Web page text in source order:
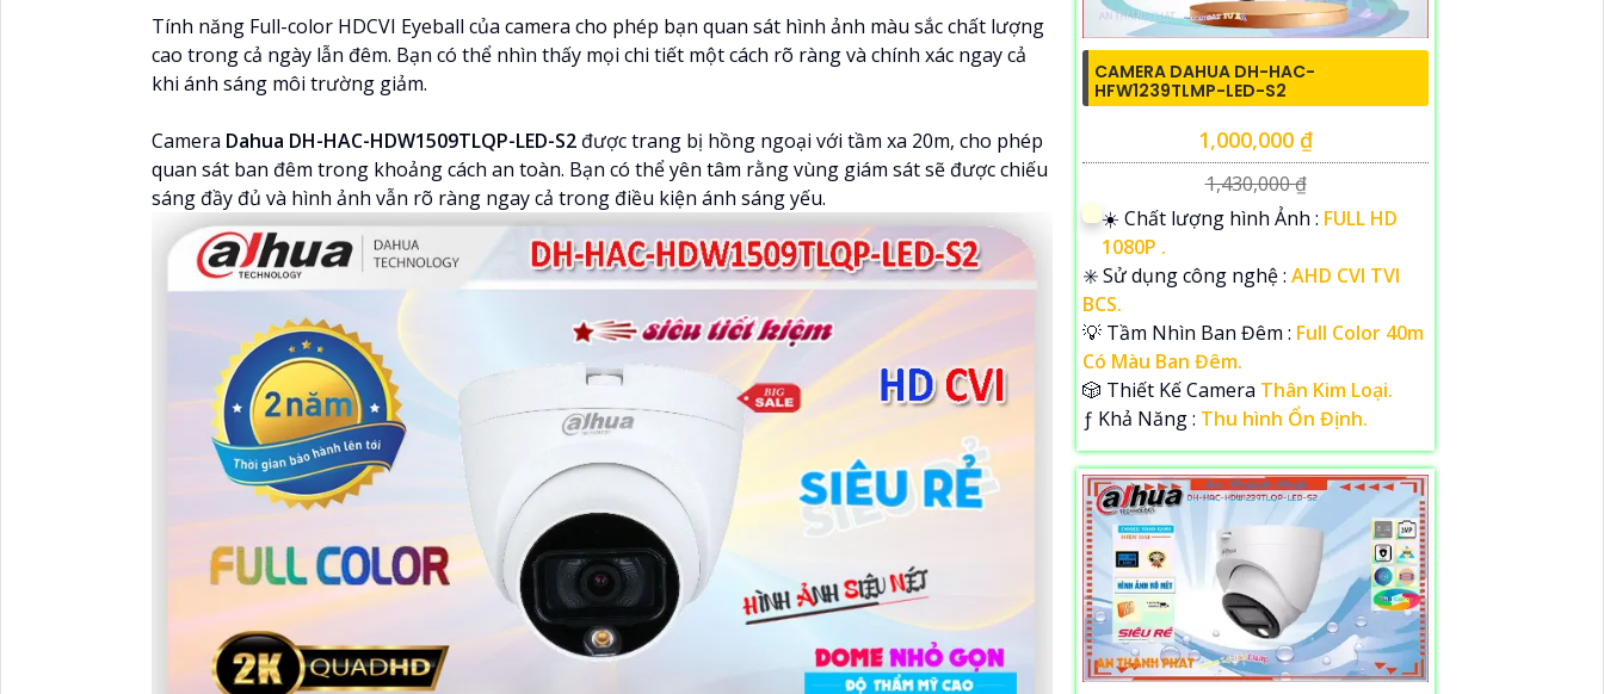
Tính năng Full-color HDCVI Eyeball của camera cho phép bạn quan sát hình ảnh màu sắc chất lượng
cao trong cả ngày lẫn đêm. Bạn có thể nhìn thấy mọi chi tiết một cách rõ ràng và chính xác ngay cả
khi ánh sáng môi trường giảm.
Camera Dahua DH-HAC-HDW1509TLQP-LED-S2 được trang bị hồng ngoại với tầm xa 20m, cho phép
quan sát ban đêm trong khoảng cách an toàn. Bạn có thể yên tâm rằng vùng giám sát sẽ được chiếu
sáng đầy đủ và hình ảnh vẫn rõ ràng ngay cả trong điều kiện ánh sáng yếu.
CAMERA DAHUA DH-HAC-
HFW1239TLMP-LED-S2
1,000,000 ₫
1,430,000 ₫
☀️ Chất lượng hình Ảnh : FULL HD
1080P .
✳️ Sử dụng công nghệ : AHD CVI TVI
BCS.
💡 Tầm Nhìn Ban Đêm : Full Color 40m
Có Màu Ban Đêm.
🎲 Thiết Kế Camera Thân Kim Loại.
️ƒ Khả Năng : Thu hình Ổn Định.